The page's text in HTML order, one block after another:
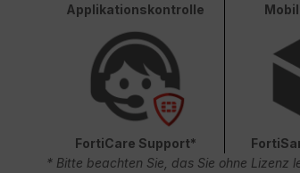
Applikationskontrolle
FortiCare Support*
* Bitte beachten Sie, das Sie ohne Lizenz